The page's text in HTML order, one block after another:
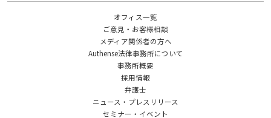
オフィス一覧
ご意見・お客様相談
メディア関係者の方へ
Authense法律事務所について
事務所概要
採用情報
弁護士
ニュース・プレスリリース
セミナー・イベント